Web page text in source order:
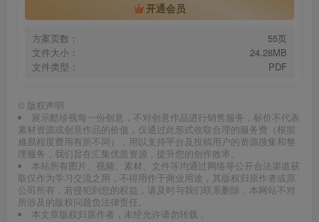
开通会员
方案页数：
55页
文件大小：
24.28MB
文件类型：
PDF
© 版权声明
展示酷珍视每一份创意，不对创意作品进行销售服务，标价不代表
素材资源或创意作品的价值，仅通过此形式收取合理的服务费（根据
难易程度费用有所不同），用以支持平台及投稿用户的资源搜集和整
理服务，我们旨在汇集优质资源，提升您的创作效率。
本站所有图片、视频、素材、文件等均通过网络等公开合法渠道获
取仅作为学习交流之用，不得用作于商业用途，其版权归原作者或原
公司所有，若侵犯到您的权益，请及时与我们联系删除，本网站不对
所涉及的版权问题负法律责任。
本文章版权归原作者，未经允许请勿转载 。